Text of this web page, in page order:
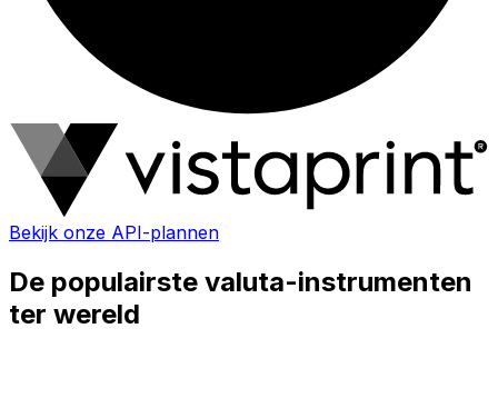
Bekijk onze API-plannen
De populairste valuta-instrumenten
ter wereld